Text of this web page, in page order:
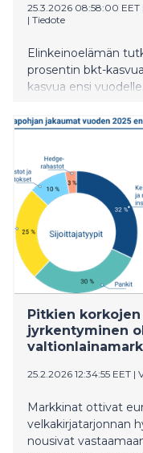
25.3.2026 08:58:00 EET
| Tiedote
Elinkeinoelämän
prosentin bkt-
kasvua ensi
Työttömyysaste
kahteen
saavuttaminen
jatkamista.
Persianlahden
mutta
Pitkien
jyrkentyminen
25.2.2026 12:34:55 EET |
Markkinat ottivat
velkakirjatarjonnan
nousivat